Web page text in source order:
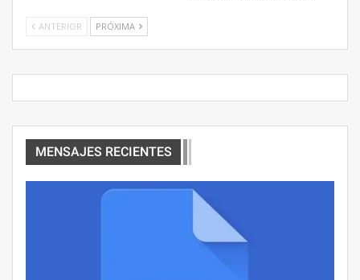
ANTERIOR PRÓXIMA
MENSAJES RECIENTES